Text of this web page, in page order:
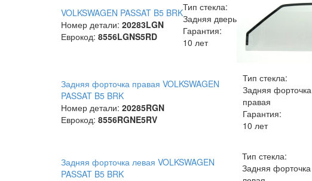
VOLKSWAGEN PASSAT B5 BRK
Номер детали: 20283LGN
Еврокод: 8556LGNS5RD
Тип стекла:
Задняя дверь
Гарантия:
10 лет
Задняя форточка правая VOLKSWAGEN
PASSAT B5 BRK
Номер детали: 20285RGN
Еврокод: 8556RGNE5RV
Тип стекла:
Задняя форточка
правая
Гарантия:
10 лет
Задняя форточка левая VOLKSWAGEN
PASSAT B5 BRK
Тип стекла:
Задняя форточка